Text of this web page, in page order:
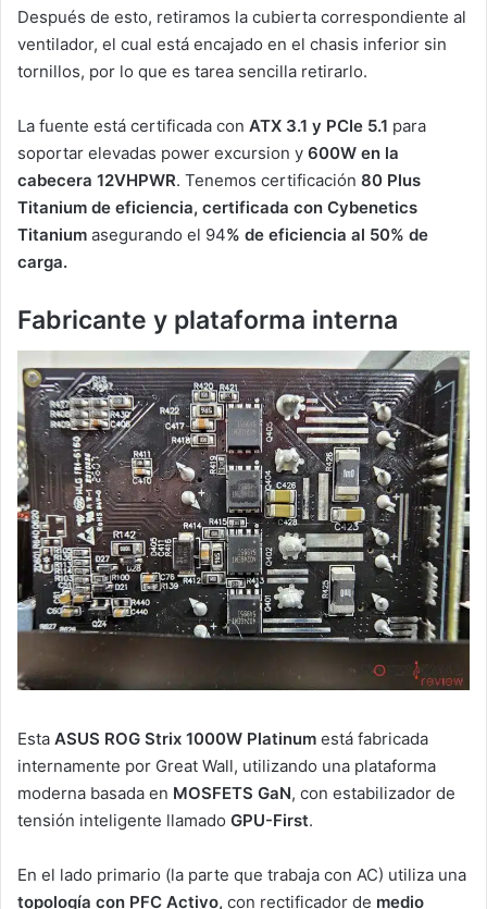
Después de esto, retiramos la cubierta correspondiente al
ventilador, el cual está encajado en el chasis inferior sin
tornillos, por lo que es tarea sencilla retirarlo.
La fuente está certificada con ATX 3.1 y PCIe 5.1 para
soportar elevadas power excursion y 600W en la
cabecera 12VHPWR. Tenemos certificación 80 Plus
Titanium de eficiencia, certificada con Cybenetics
Titanium asegurando el 94% de eficiencia al 50% de
carga.
Fabricante y plataforma interna
Esta ASUS ROG Strix 1000W Platinum está fabricada
internamente por Great Wall, utilizando una plataforma
moderna basada en MOSFETS GaN, con estabilizador de
tensión inteligente llamado GPU-First.
En el lado primario (la parte que trabaja con AC) utiliza una
topología con PFC Activo, con rectificador de medio